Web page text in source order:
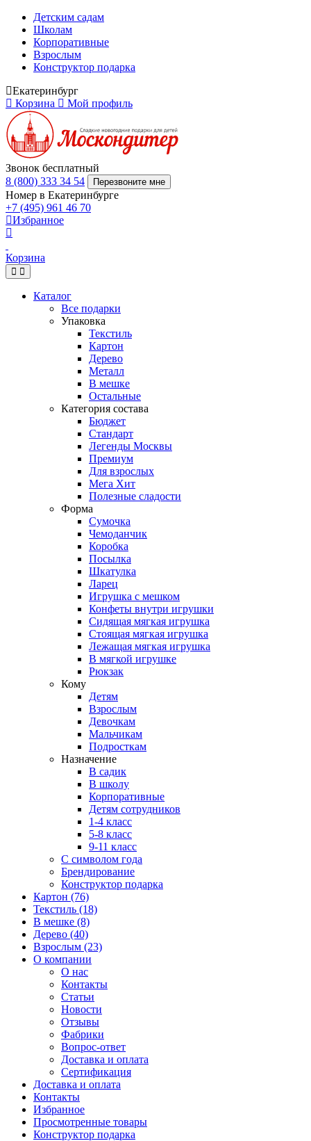
Детским садам
Школам
Корпоративные
Взрослым
Конструктор подарка
Екатеринбург
Корзина
Мой профиль
Звонок бесплатный
8 (800) 333 34 54
Перезвоните мне
Номер в Екатеринбурге
+7 (495) 961 46 70
Избранное
Корзина
Каталог
Все подарки
Упаковка
Текстиль
Картон
Дерево
Металл
В мешке
Остальные
Категория состава
Бюджет
Стандарт
Легенды Москвы
Премиум
Для взрослых
Мега Хит
Полезные сладости
Форма
Сумочка
Чемоданчик
Коробка
Посылка
Шкатулка
Ларец
Игрушка с мешком
Конфеты внутри игрушки
Сидящая мягкая игрушка
Стоящая мягкая игрушка
Лежащая мягкая игрушка
В мягкой игрушке
Рюкзак
Кому
Детям
Взрослым
Девочкам
Мальчикам
Подросткам
Назначение
В садик
В школу
Корпоративные
Детям сотрудников
1-4 класс
5-8 класс
9-11 класс
С символом года
Брендирование
Конструктор подарка
Картон (76)
Текстиль (18)
В мешке (8)
Дерево (40)
Взрослым (23)
О компании
О нас
Контакты
Статьи
Новости
Отзывы
Фабрики
Вопрос-ответ
Доставка и оплата
Сертификация
Доставка и оплата
Контакты
Избранное
Просмотренные товары
Конструктор подарка